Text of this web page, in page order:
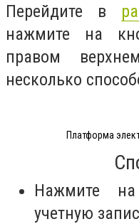
Перейдите в
нажмите на
правом
несколько
Платформа
Нажмите
учетную